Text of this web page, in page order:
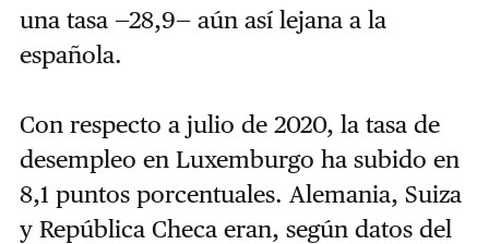
una tasa —28,9— aún así lejana a la
española.
Con respecto a julio de 2020, la tasa de
desempleo en Luxemburgo ha subido en
8,1 puntos porcentuales. Alemania, Suiza
y República Checa eran, según datos del